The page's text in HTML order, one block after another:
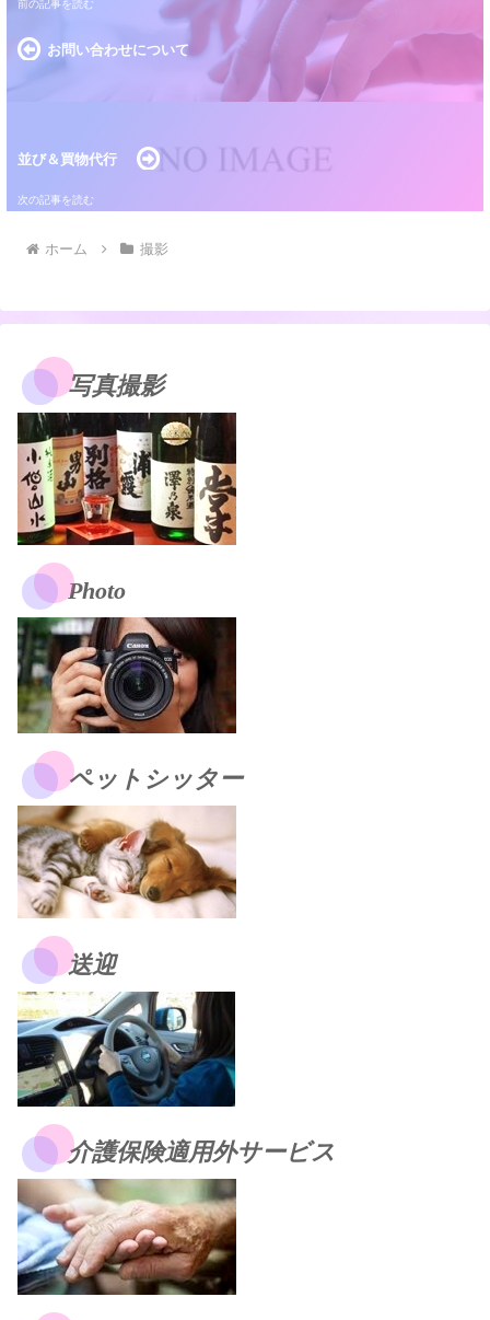
お問い合わせについて
並び＆買物代行
ホーム 撮影
写真撮影
Photo
ペットシッター
送迎
介護保険適用外サービス